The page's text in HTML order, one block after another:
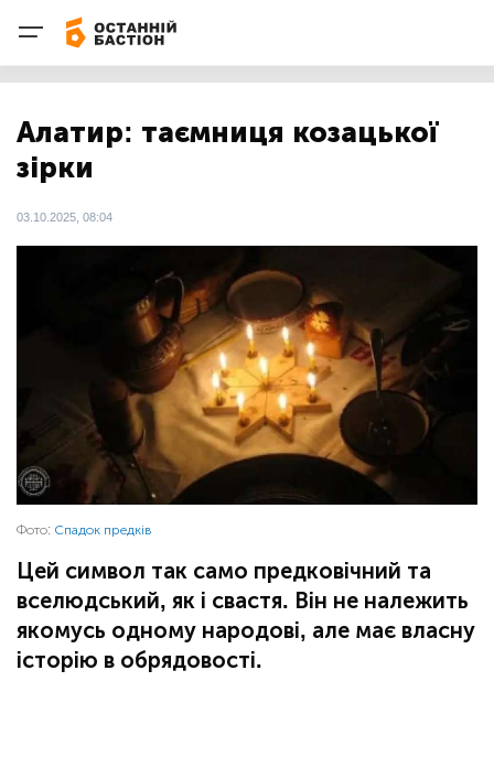
Алатир: таємниця козацької
зірки
03.10.2025, 08:04
Фото: Спадок предків
Цей символ так само предковічний та
вселюдський, як і свастя. Він не належить
якомусь одному народові, але має власну
історію в обрядовості.